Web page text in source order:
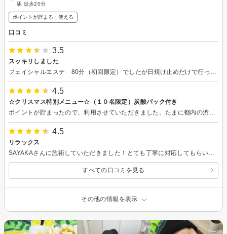
駅 徒歩20分
ポイントが貯まる・使える
口コミ
3.5
スッキリしました
4.5
☆クリスマス特別メニュー☆（１０名限定）炭酸パック付き
4.5
リラックス
すべての口コミを見る
その他の情報を表示